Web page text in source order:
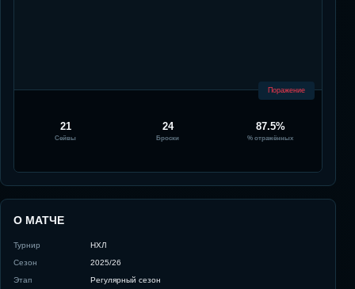
Поражение
21
Сейвы
24
Броски
87.5%
% отражённых
О МАТЧЕ
Турнир
НХЛ
Сезон
2025/26
Этап
Регулярный сезон